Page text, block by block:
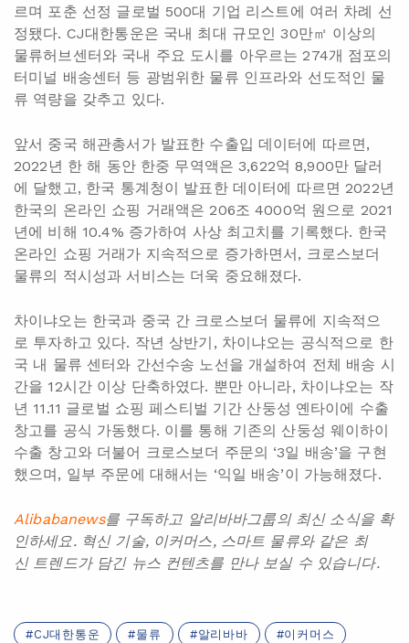
르며 포춘 선정 글로벌 500대 기업 리스트에 여러 차례 선
정됐다. CJ대한통운은 국내 최대 규모인 30만㎡ 이상의
물류허브센터와 국내 주요 도시를 아우르는 274개 점포의
터미널 배송센터 등 광범위한 물류 인프라와 선도적인 물
류 역량을 갖추고 있다.
앞서 중국 해관총서가 발표한 수출입 데이터에 따르면,
2022년 한 해 동안 한중 무역액은 3,622억 8,900만 달러
에 달했고, 한국 통계청이 발표한 데이터에 따르면 2022년
한국의 온라인 쇼핑 거래액은 206조 4000억 원으로 2021
년에 비해 10.4% 증가하여 사상 최고치를 기록했다. 한국
온라인 쇼핑 거래가 지속적으로 증가하면서, 크로스보더
물류의 적시성과 서비스는 더욱 중요해졌다.
차이냐오는 한국과 중국 간 크로스보더 물류에 지속적으
로 투자하고 있다. 작년 상반기, 차이냐오는 공식적으로 한
국 내 물류 센터와 간선수송 노선을 개설하여 전체 배송 시
간을 12시간 이상 단축하였다. 뿐만 아니라, 차이냐오는 작
년 11.11 글로벌 쇼핑 페스티벌 기간 산둥성 옌타이에 수출
창고를 공식 가동했다. 이를 통해 기존의 산둥성 웨이하이
수출 창고와 더불어 크로스보더 주문의 ‘3일 배송’을 구현
했으며, 일부 주문에 대해서는 ‘익일 배송’이 가능해졌다.
Alibabanews를 구독하고 알리바바그룹의 최신 소식을 확
인하세요. 혁신 기술, 이커머스, 스마트 물류와 같은 최
신 트렌드가 담긴 뉴스 컨텐츠를 만나 보실 수 있습니다.
CJ대한통운 물류 알리바바 이커머스